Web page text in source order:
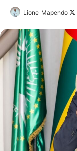
Lionel Mapendo